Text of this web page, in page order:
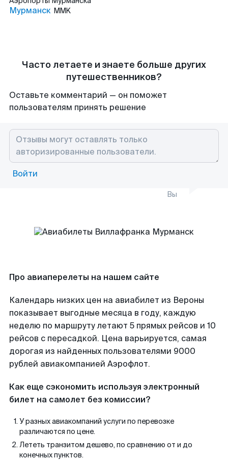
Мурманск MMK
Часто летаете и знаете больше других
путешественников?
Оставьте комментарий — он поможет
пользователям принять решение
Войти
Вы
Про авиаперелеты на нашем сайте
Календарь низких цен на авиабилет из Вероны
показывает выгодные месяца в году, каждую
неделю по маршруту летают 5 прямых рейсов и 10
рейсов с пересадкой. Цена варьируется, самая
дорогая из найденных пользователями 9000
рублей авиакомпанией Аэрофлот.
Как еще сэкономить используя электронный
билет на самолет без комиссии?
У разных авиакомпаний услуги по перевозке
различаются по цене.
Лететь транзитом дешево, по сравнению от и до
конечных пунктов.